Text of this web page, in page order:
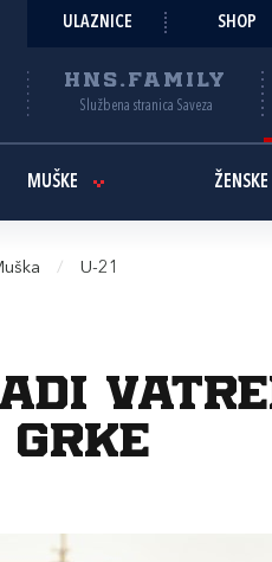
ULAZNICE SHOP
HNS.FAMILY
Službena stranica Saveza
MUŠKE ŽENSKE
/ U-21